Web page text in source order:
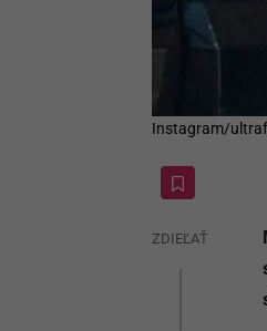
Instagram/
ZDIEĽAŤ